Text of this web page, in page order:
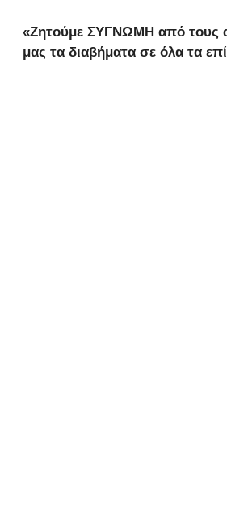
«Ζητούμε ΣΥΓΝΩΜΗ από τους
μας τα διαβήματα σε όλα τα